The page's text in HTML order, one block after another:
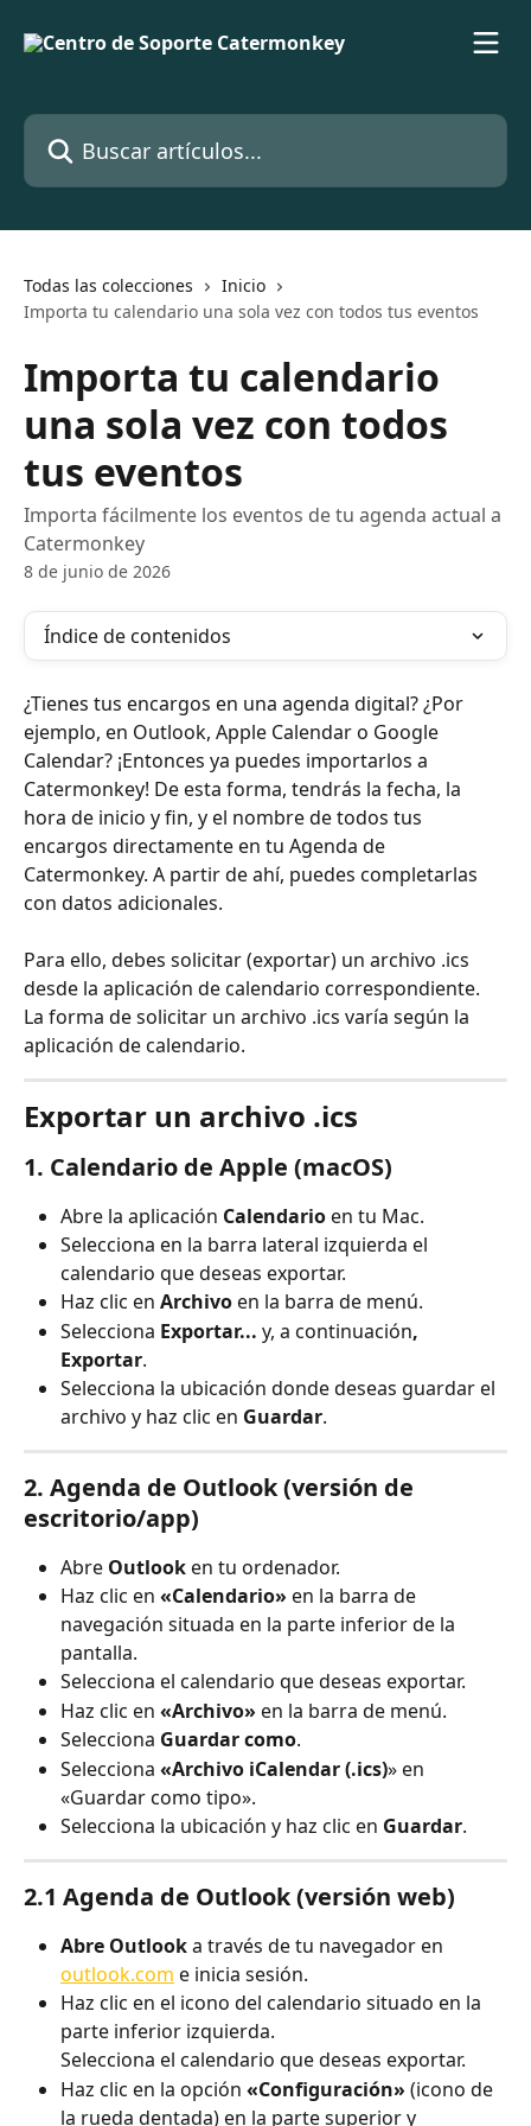
Buscar artículos...
Todas las colecciones
Inicio
Importa tu calendario una sola vez con todos tus eventos
Importa tu calendario
una sola vez con todos
tus eventos
Importa fácilmente los eventos de tu agenda actual a
Catermonkey
8 de junio de 2026
Índice de contenidos
¿Tienes tus encargos en una agenda digital? ¿Por
ejemplo, en Outlook, Apple Calendar o Google
Calendar? ¡Entonces ya puedes importarlos a
Catermonkey! De esta forma, tendrás la fecha, la
hora de inicio y fin, y el nombre de todos tus
encargos directamente en tu Agenda de
Catermonkey. A partir de ahí, puedes completarlas
con datos adicionales.
Para ello, debes solicitar (exportar) un archivo .ics
desde la aplicación de calendario correspondiente.
La forma de solicitar un archivo .ics varía según la
aplicación de calendario.
Exportar un archivo .ics
1. Calendario de Apple (macOS)
Abre la aplicación Calendario en tu Mac.
Selecciona en la barra lateral izquierda el
calendario que deseas exportar.
Haz clic en Archivo en la barra de menú.
Selecciona Exportar... y, a continuación,
Exportar.
Selecciona la ubicación donde deseas guardar el
archivo y haz clic en Guardar.
2. Agenda de Outlook (versión de
escritorio/app)
Abre Outlook en tu ordenador.
Haz clic en «Calendario» en la barra de
navegación situada en la parte inferior de la
pantalla.
Selecciona el calendario que deseas exportar.
Haz clic en «Archivo» en la barra de menú.
Selecciona Guardar como.
Selecciona «Archivo iCalendar (.ics)» en
«Guardar como tipo».
Selecciona la ubicación y haz clic en Guardar.
2.1 Agenda de Outlook (versión web)
Abre Outlook a través de tu navegador en
outlook.com e inicia sesión.
Haz clic en el icono del calendario situado en la
parte inferior izquierda.
Selecciona el calendario que deseas exportar.
Haz clic en la opción «Configuración» (icono de
la rueda dentada) en la parte superior y